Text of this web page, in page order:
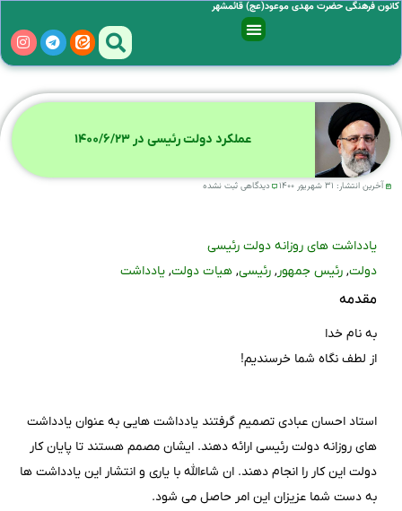
کانون فرهنگی حضرت مهدی موعود(عج) قائمشهر
عملکرد دولت رئیسی در ۱۴۰۰/۶/۲۳
آخرین انتشار: دیدگاهی ثبت نشده
یادداشت های روزانه دولت رئیسی
دولت, رئیس جمهور , رئیسی, هیات دولت, یادداشت
مقدمه
به نام خدا
از لطف نگاه شما خرسندیم!
استاد احسان عبادی تصمیم گرفتند یادداشت هایی به عنوان یادداشت
های روزانه دولت رئیسی ارائه دهند. ایشان مصمم هستند تا پایان کار
دولت این کار را انجام دهند. ان شاءالله با یاری و انتشار این یادداشت ها
به دست شما عزیزان این امر حاصل می شود.